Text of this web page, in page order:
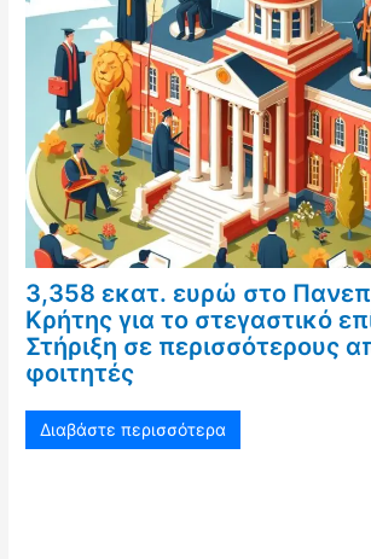
3,358 εκατ. ευρώ στο
Κρήτης για το στεγαστικό
Στήριξη σε περισσότερους
φοιτητές
Διαβάστε περισσότερα